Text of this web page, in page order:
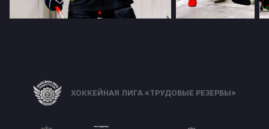
ХОККЕЙНАЯ ЛИГА «ТРУДОВЫЕ РЕЗЕРВЫ»